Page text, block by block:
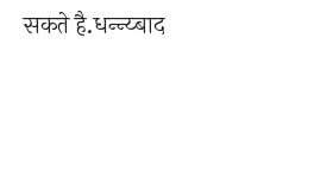
सकते है.धन्न्य्बाद